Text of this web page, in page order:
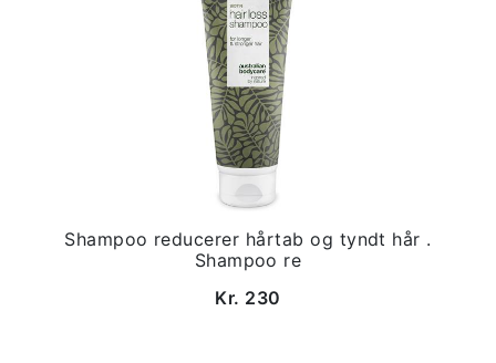
Shampoo reducerer hårtab og tyndt hår .
Shampoo re
Kr. 230